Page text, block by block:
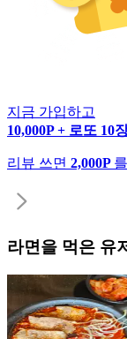
지금 가입하고
10,000P + 로또 10
리뷰 쓰면 2,000P
라면 을 먹은 유